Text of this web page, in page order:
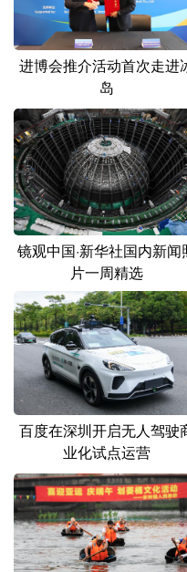
English Español
Русский язык
进博会推介活动首次走进
岛
镜观中国·新华社国内新闻
片一周精选
百度在深圳开启无人驾驶
业化试点运营